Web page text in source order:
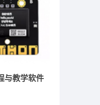
与教学软件